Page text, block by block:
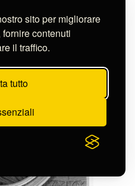
sito per migliorare
contenuti
il traffico.
tutto